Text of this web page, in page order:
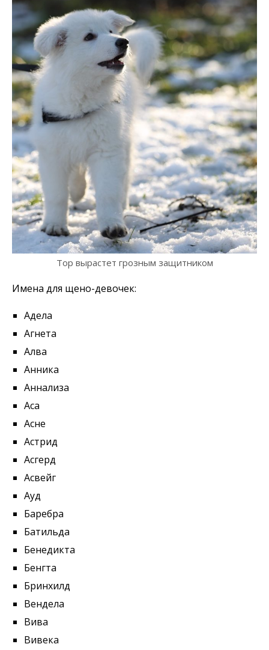
Тор вырастет грозным защитником
Имена для щено-девочек:
Адела
Агнета
Алва
Анника
Аннализа
Аса
Асне
Астрид
Асгерд
Асвейг
Ауд
Баребра
Батильда
Бенедикта
Бенгта
Бринхилд
Вендела
Вива
Вивека